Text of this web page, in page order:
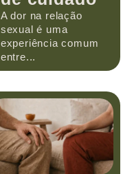
A dor na relação
sexual é uma
experiência comum
entre...